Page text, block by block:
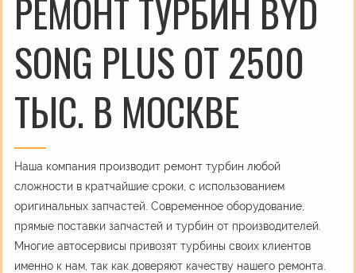
РЕМОНТ ТУРБИН BYD
SONG PLUS ОТ 2500
ТЫС. В МОСКВЕ
Наша компания производит ремонт турбин любой
сложности в кратчайшие сроки, с использованием
оригинальных запчастей. Современное оборудование,
прямые поставки запчастей и турбин от производителей.
Многие автосервисы привозят турбины своих клиентов
именно к нам, так как доверяют качеству нашего ремонта.